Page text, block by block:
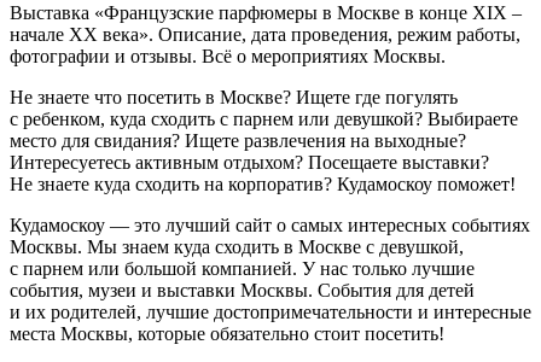
Выставка «Французские парфюмеры в Москве в конце XIX –
начале ХХ века». Описание, дата проведения, режим работы,
фотографии и отзывы. Всё о мероприятиях Москвы.
Не знаете что посетить в Москве? Ищете где погулять
с ребенком, куда сходить с парнем или девушкой? Выбираете
место для свидания? Ищете развлечения на выходные?
Интересуетесь активным отдыхом? Посещаете выставки?
Не знаете куда сходить на корпоратив? Кудамоскоу поможет!
Кудамоскоу — это лучший сайт о самых интересных событиях
Москвы. Мы знаем куда сходить в Москве с девушкой,
с парнем или большой компанией. У нас только лучшие
события, музеи и выставки Москвы. События для детей
и их родителей, лучшие достопримечательности и интересные
места Москвы, которые обязательно стоит посетить!